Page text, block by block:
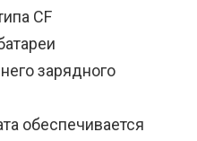
CF
зарядного
обеспечивается